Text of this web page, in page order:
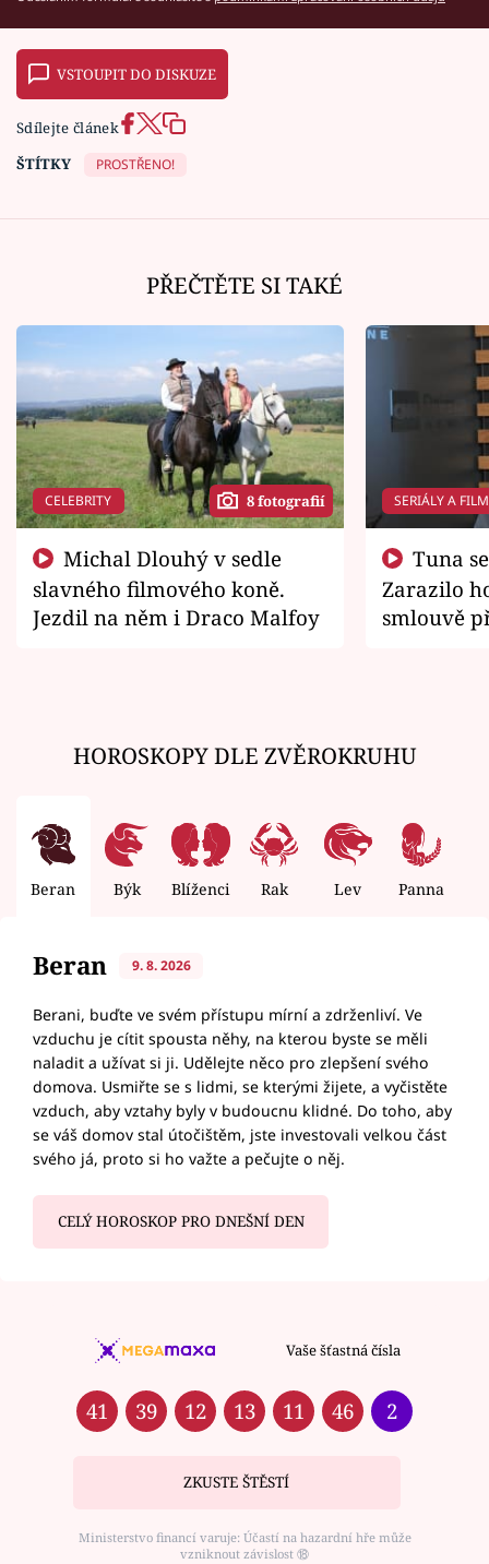
VSTOUPIT DO DISKUZE
Sdílejte článek
ŠTÍTKY
PROSTŘENO!
PŘEČTĚTE SI TAKÉ
CELEBRITY 8 fotografií
slavného filmového koně.
Jezdil na něm i Draco Malfoy
SERIÁLY A
Zarazilo
smlouvě
HOROSKOPY DLE ZVĚROKRUHU
Beran Býk Blíženci Rak Lev Panna
Beran 9. 8. 2026
Berani, buďte ve svém přístupu mírní a zdrženliví. Ve
vzduchu je cítit spousta něhy, na kterou byste se měli
naladit a užívat si ji. Udělejte něco pro zlepšení svého
domova. Usmiřte se s lidmi, se kterými žijete, a vyčistěte
vzduch, aby vztahy byly v budoucnu klidné. Do toho, aby
se váš domov stal útočištěm, jste investovali velkou část
svého já, proto si ho važte a pečujte o něj.
CELÝ HOROSKOP PRO DNEŠNÍ DEN
Vaše šťastná čísla
41 39 12 13 11 46 2
ZKUSTE ŠTĚSTÍ
Ministerstvo financí varuje: Účastí na hazardní hře může
vzniknout závislost ⑱